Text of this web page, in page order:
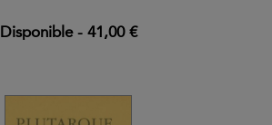
Disponible- 41,00 €